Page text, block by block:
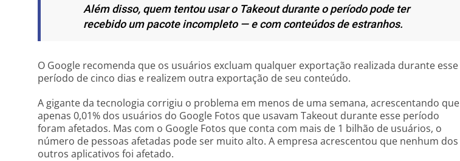
Além disso, quem tentou usar o Takeout durante o período pode ter
recebido um pacote incompleto — e com conteúdos de estranhos.
O Google recomenda que os usuários excluam qualquer exportação realizada durante esse
período de cinco dias e realizem outra exportação de seu conteúdo.
A gigante da tecnologia corrigiu o problema em menos de uma semana, acrescentando que
apenas 0,01% dos usuários do Google Fotos que usavam Takeout durante esse período
foram afetados. Mas com o Google Fotos que conta com mais de 1 bilhão de usuários, o
número de pessoas afetadas pode ser muito alto. A empresa acrescentou que nenhum dos
outros aplicativos foi afetado.